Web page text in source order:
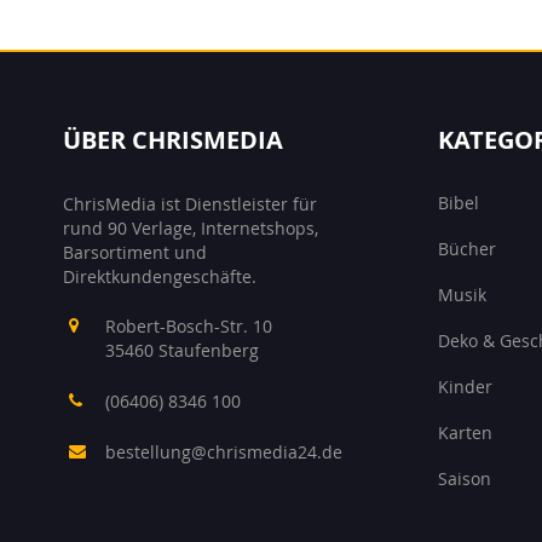
ÜBER CHRISMEDIA
ChrisMedia ist Dienstleister für
rund 90 Verlage, Internetshops,
Barsortiment und
Direktkundengeschäfte.
Robert-Bosch-Str. 10
35460 Staufenberg
(06406) 8346 100
bestellung@chrismedia24.de
Bibel
Bücher
Musik
Deko &
Kinder
Karten
Saison